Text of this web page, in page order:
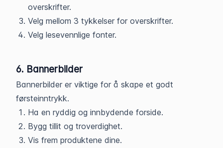
overskrifter.
Velg mellom 3 tykkelser for overskrifter.
Velg lesevennlige fonter.
6. Bannerbilder
Bannerbilder er viktige for å skape et godt
førsteinntrykk.
Ha en ryddig og innbydende forside.
Bygg tillit og troverdighet.
Vis frem produktene dine.